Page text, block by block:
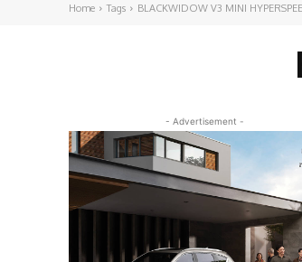
Home Tags BLACKWIDOW V3 MINI
- Advertisement -